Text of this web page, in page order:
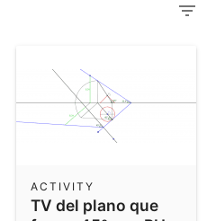
TV del plano que
ACTIVITY